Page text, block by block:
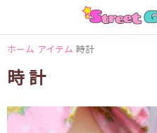
ホーム アイテム 時計
時計